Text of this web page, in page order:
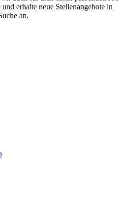
erhalte neue Stellenangebote in
an.